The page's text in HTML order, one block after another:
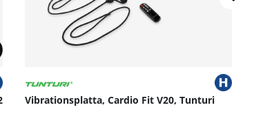
Vibrationsplatta, Cardio Fit V20, Tunturi